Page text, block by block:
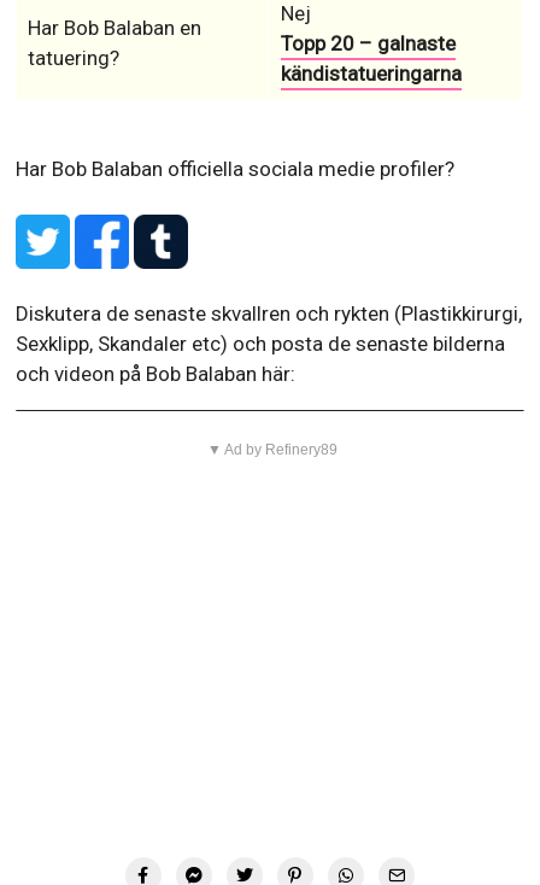
Har Bob Balaban en
tatuering?
Nej
Topp 20 – galnaste
kändistatueringarna
Har Bob Balaban officiella sociala medie profiler?
Diskutera de senaste skvallren och rykten (Plastikkirurgi,
Sexklipp, Skandaler etc) och posta de senaste bilderna
och videon på Bob Balaban här:
▼ Ad by Refinery89